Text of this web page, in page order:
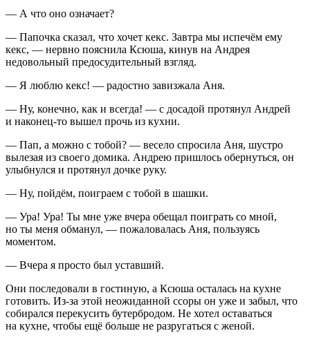
— А что оно означает?
— Папочка сказал, что хочет кекс. Завтра мы испечём ему
кекс, — нервно пояснила Ксюша, кинув на Андрея
недовольный предосудительный взгляд.
— Я люблю кекс! — радостно завизжала Аня.
— Ну, конечно, как и всегда! — с досадой протянул Андрей
и наконец-то вышел прочь из кухни.
— Пап, а можно с тобой? — весело спросила Аня, шустро
вылезая из своего домика. Андрею пришлось обернуться, он
улыбнулся и протянул дочке руку.
— Ну, пойдём, поиграем с тобой в шашки.
— Ура! Ура! Ты мне уже вчера обещал поиграть со мной,
но ты меня обманул, — пожаловалась Аня, пользуясь
моментом.
— Вчера я просто был уставший.
Они последовали в гостиную, а Ксюша осталась на кухне
готовить. Из-за этой неожиданной ссоры он уже и забыл, что
собирался перекусить бутербродом. Не хотел оставаться
на кухне, чтобы ещё больше не разругаться с женой.